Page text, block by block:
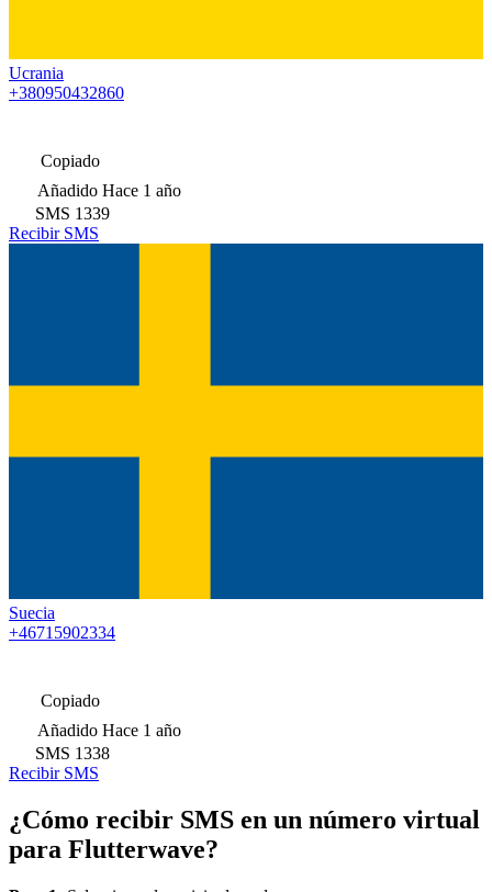
Ucrania
+380950432860
Copiado
Añadido Hace 1 año
SMS 1339
Recibir SMS
Suecia
+46715902334
Copiado
Añadido Hace 1 año
SMS 1338
Recibir SMS
¿Cómo recibir SMS en un número virtual
para Flutterwave?